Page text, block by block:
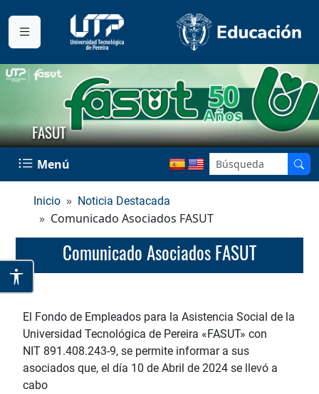
FASUT
Menú
Inicio Noticia Destacada
Comunicado Asociados FASUT
Comunicado Asociados FASUT
El Fondo de Empleados para la Asistencia Social de la
Universidad Tecnológica de Pereira «FASUT» con
NIT 891.408.243-9, se permite informar a sus
asociados que, el día 10 de Abril de 2024 se llevó a
cabo